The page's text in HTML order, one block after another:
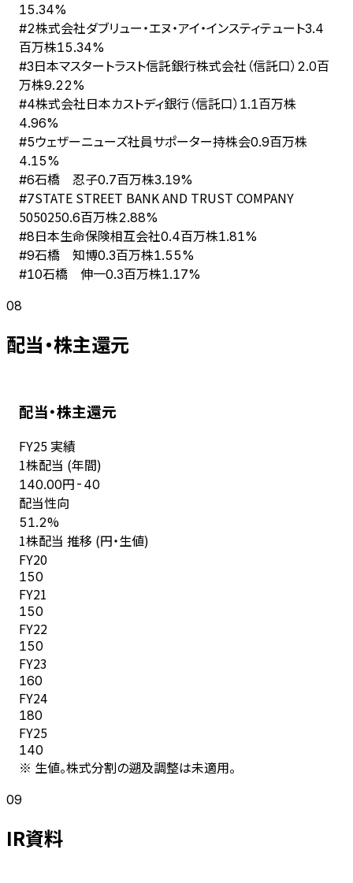
15.34%
#2株式会社ダブリュー・エヌ・アイ・インスティテュート3.4
百万株15.34%
#3日本マスタートラスト信託銀行株式会社（信託口） 2.0百
万株9.22%
#4株式会社日本カストディ銀行（信託口） 1.1百万株
4.96%
#5ウェザーニューズ社員サポーター持株会0.9百万株
4.15%
#6石橋 忍子0.7百万株3.19%
#7STATE STREET BANK AND TRUST COMPANY
5050250.6百万株2.88%
#8日本生命保険相互会社0.4百万株1.81%
#9石橋 知博0.3百万株1.55%
#10石橋 伸一0.3百万株1.17%
08
配当・株主還元
配当・株主還元
FY25 実績
1株配当 (年間)
140.00円 -40
配当性向
51.2%
1株配当 推移 (円・生値)
FY20
150
FY21
150
FY22
150
FY23
160
FY24
180
FY25
140
※ 生値。株式分割の遡及調整は未適用。
09
IR資料